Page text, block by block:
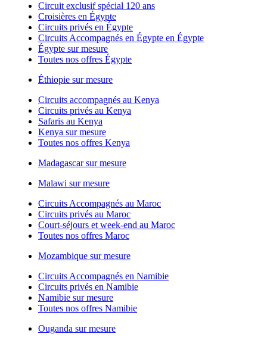
Circuit exclusif spécial 120 ans
Croisières en Égypte
Circuits privés en Égypte
Circuits Accompagnés en Égypte en Égypte
Égypte sur mesure
Toutes nos offres Égypte
Éthiopie sur mesure
Circuits accompagnés au Kenya
Circuits privés au Kenya
Safaris au Kenya
Kenya sur mesure
Toutes nos offres Kenya
Madagascar sur mesure
Malawi sur mesure
Circuits Accompagnés au Maroc
Circuits privés au Maroc
Court-séjours et week-end au Maroc
Toutes nos offres Maroc
Mozambique sur mesure
Circuits Accompagnés en Namibie
Circuits privés en Namibie
Namibie sur mesure
Toutes nos offres Namibie
Ouganda sur mesure